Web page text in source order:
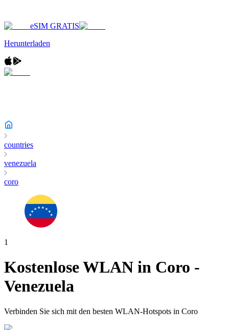
eSIM GRATIS
Herunterladen
countries
venezuela
coro
1
Kostenlose WLAN in Coro -
Venezuela
Verbinden Sie sich mit den besten WLAN-Hotspots in Coro